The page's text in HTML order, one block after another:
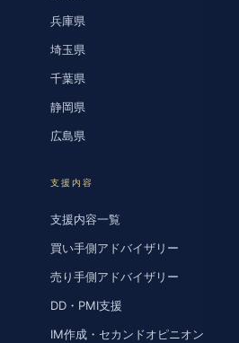
兵庫県
埼玉県
千葉県
静岡県
広島県
支援内容
支援内容一覧
買い手側アドバイザリー
売り手側アドバイザリー
DD・PMI支援
IM作成・セカンドオピニオン